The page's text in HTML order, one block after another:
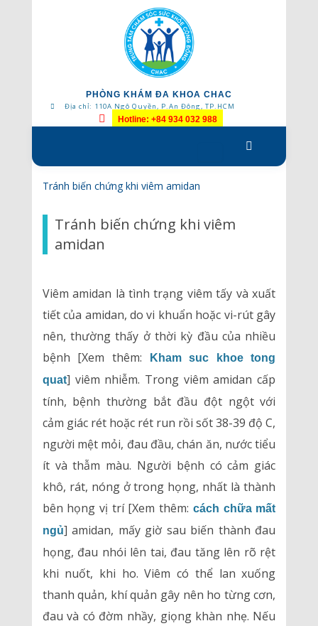
PHÒNG KHÁM ĐA KHOA CHAC
Địa chỉ: 110A Ngô Quyền, P.An Đông, TP.HCM
Hotline: +84 934 032 988
to
content
Tránh biến chứng khi viêm amidan
Tránh biến chứng khi viêm
amidan
Viêm amidan là tình trạng viêm tấy và xuất
tiết của amidan, do vi khuẩn hoặc vi-rút gây
nên, thường thấy ở thời kỳ đầu của nhiều
bệnh [Xem thêm:
Kham suc khoe tong
quat] viêm nhiễm. Trong viêm amidan cấp
tính, bệnh thường bắt đầu đột ngột với
cảm giác rét hoặc rét run rồi sốt 38-39 độ C,
người mệt mỏi, đau đầu, chán ăn, nước tiểu
ít và thẫm màu. Người bệnh có cảm giác
khô, rát, nóng ở trong họng, nhất là thành
bên họng vị trí [Xem thêm: cách chữa mất
ngủ] amidan, mấy giờ sau biến thành đau
họng, đau nhói lên tai, đau tăng lên rõ rệt
khi nuốt, khi ho. Viêm có thể lan xuống
thanh quản, khí quản gây nên ho từng cơn,
đau và có đờm nhầy, giọng khàn nhẹ. Nếu